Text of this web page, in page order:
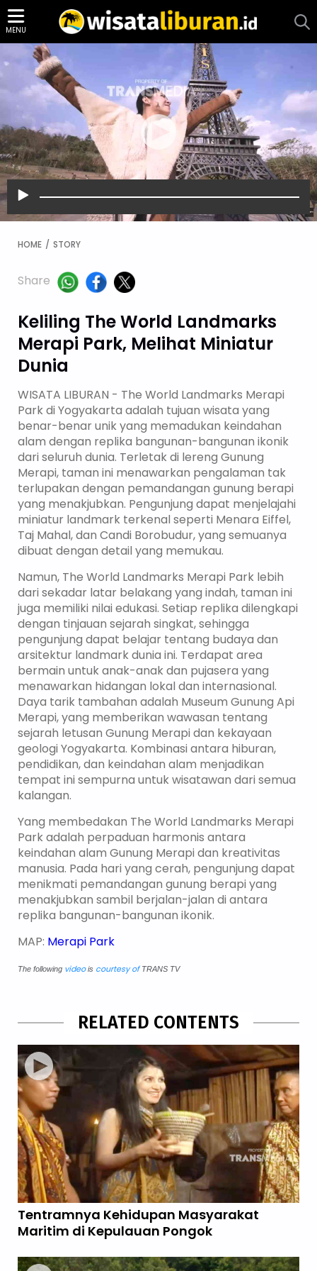
MENU
HOME STORY
Share
Keliling The World Landmarks
Merapi Park, Melihat Miniatur
Dunia
WISATA LIBURAN - The World Landmarks Merapi
Park di Yogyakarta adalah tujuan wisata yang
benar-benar unik yang memadukan keindahan
alam dengan replika bangunan-bangunan ikonik
dari seluruh dunia. Terletak di lereng Gunung
Merapi, taman ini menawarkan pengalaman tak
terlupakan dengan pemandangan gunung berapi
yang menakjubkan. Pengunjung dapat menjelajahi
miniatur landmark terkenal seperti Menara Eiffel,
Taj Mahal, dan Candi Borobudur, yang semuanya
dibuat dengan detail yang memukau.
Namun, The World Landmarks Merapi Park lebih
dari sekadar latar belakang yang indah, taman ini
juga memiliki nilai edukasi. Setiap replika dilengkapi
dengan tinjauan sejarah singkat, sehingga
pengunjung dapat belajar tentang budaya dan
arsitektur landmark dunia ini. Terdapat area
bermain untuk anak-anak dan pujasera yang
menawarkan hidangan lokal dan internasional.
Daya tarik tambahan adalah Museum Gunung Api
Merapi, yang memberikan wawasan tentang
sejarah letusan Gunung Merapi dan kekayaan
geologi Yogyakarta. Kombinasi antara hiburan,
pendidikan, dan keindahan alam menjadikan
tempat ini sempurna untuk wisatawan dari semua
kalangan.
Yang membedakan The World Landmarks Merapi
Park adalah perpaduan harmonis antara
keindahan alam Gunung Merapi dan kreativitas
manusia. Pada hari yang cerah, pengunjung dapat
menikmati pemandangan gunung berapi yang
menakjubkan sambil berjalan-jalan di antara
replika bangunan-bangunan ikonik.
MAP: Merapi Park
The following videois courtesy ofTRANS TV
RELATED CONTENTS
Tentramnya Kehidupan Masyarakat
Maritim di Kepulauan Pongok